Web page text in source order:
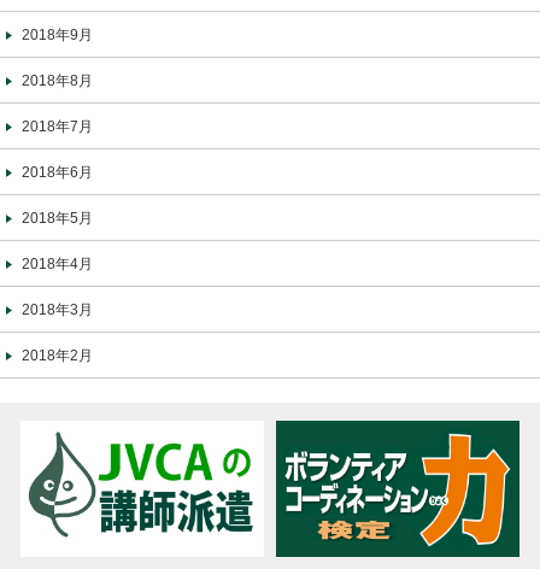
2018年9月
2018年8月
2018年7月
2018年6月
2018年5月
2018年4月
2018年3月
2018年2月